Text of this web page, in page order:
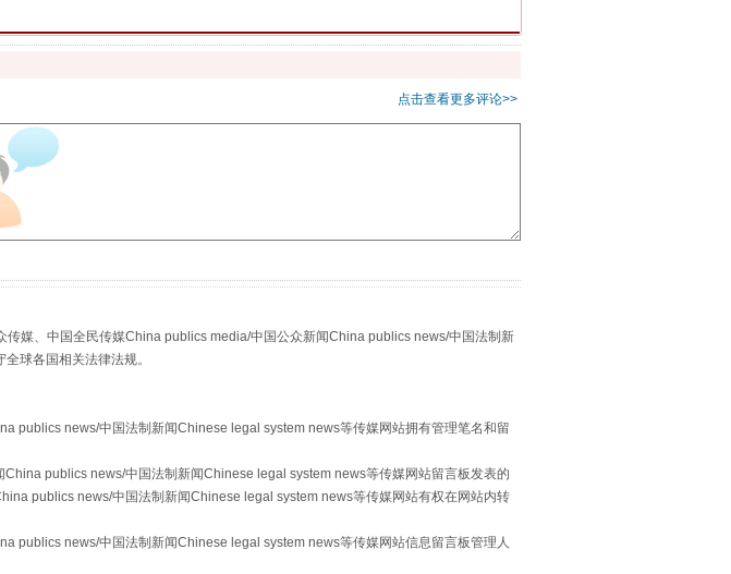
式实施 别拿“量子”当幌子
点击查看更多评论>>
媒、中国全民传媒China publics media/中国公众新闻China publics news/中国法制新
球各国相关法律法规。
publics news/中国法制新闻Chinese legal system news等传媒网站拥有管理笔名和留
publics news/中国法制新闻Chinese legal system news等传媒网站留言板发表的
publics news/中国法制新闻Chinese legal system news等传媒网站有权在网站内转
publics news/中国法制新闻Chinese legal system news等传媒网站信息留言板管理人